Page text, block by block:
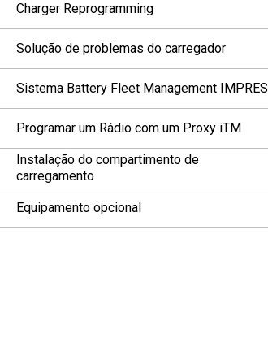
Charger Reprogramming
Solução de problemas do carregador
Sistema Battery Fleet Management IMPRES
Programar um Rádio com um Proxy iTM
Instalação do compartimento de
carregamento
Equipamento opcional